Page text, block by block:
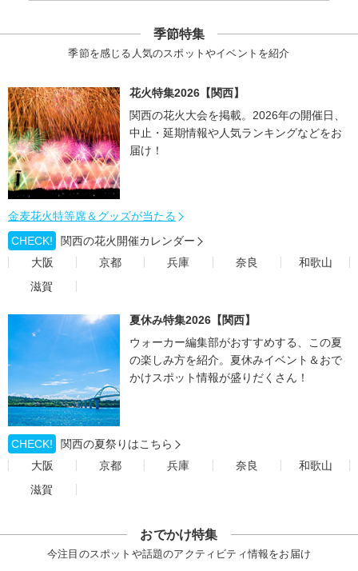
季節特集
季節を感じる人気のスポットやイベントを紹介
花火特集2026【関西】
関西の花火大会を掲載。2026年の開催日、
中止・延期情報や人気ランキングなどをお
届け！
金麦花火特等席＆グッズが当たる
CHECK!
関西の花火開催カレンダー
大阪
京都 兵庫 奈良
和歌山
滋賀
夏休み特集2026【関西】
ウォーカー編集部がおすすめする、この夏
の楽しみ方を紹介。夏休みイベント＆おで
かけスポット情報が盛りだくさん！
CHECK!
関西の夏祭りはこちら
大阪
京都 兵庫 奈良
和歌山
滋賀
おでかけ特集
今注目のスポットや話題のアクティビティ情報をお届け